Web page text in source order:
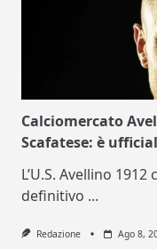
Calciomercato
Scafatese: è
L’U.S. Avellino
definitivo ...
Redazione Ago 8,